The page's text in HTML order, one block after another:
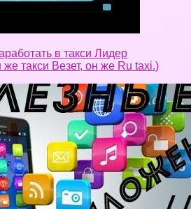
в такси Лидер
такси Везет, он же Ru taxi.)